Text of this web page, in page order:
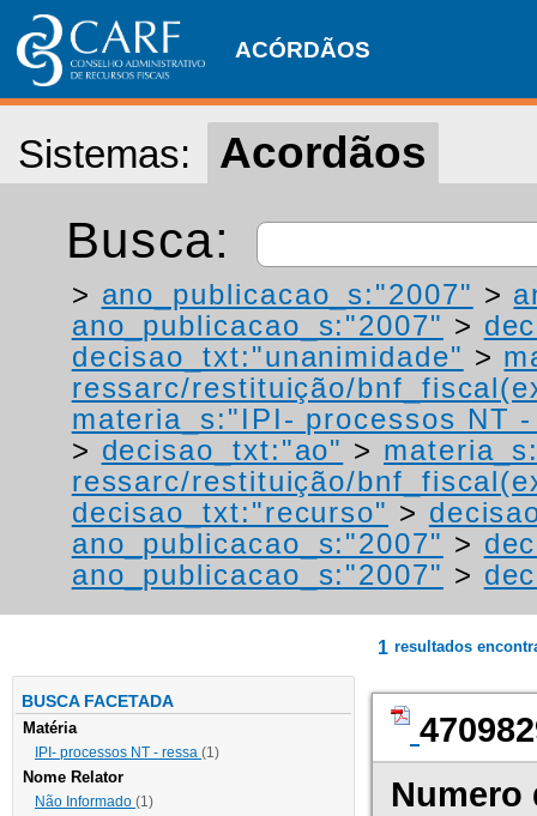
ACÓRDÃOS
Sistemas: Acordãos
Busca:
> ano_publicacao_s:"2007" >
ano_publicacao_s:"2007" >
decisao_txt:"unanimidade" >
ressarc/restituição/
materia_s:"IPI- processos NT
> decisao_txt:"ao" >
ressarc/restituição/
decisao_txt:"recurso" >
ano_publicacao_s:"2007" >
ano_publicacao_s:"2007" >
BUSCA FACETADA
Matéria
IPI- processos NT - ressa (1)
Nome Relator
Não Informado (1)
1 resultados
Numero